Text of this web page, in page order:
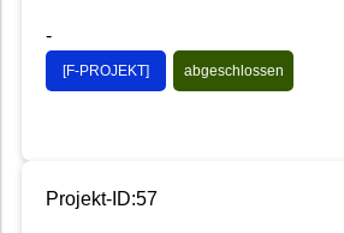
-
[F-PROJEKT] abgeschlossen
Projekt-ID:57